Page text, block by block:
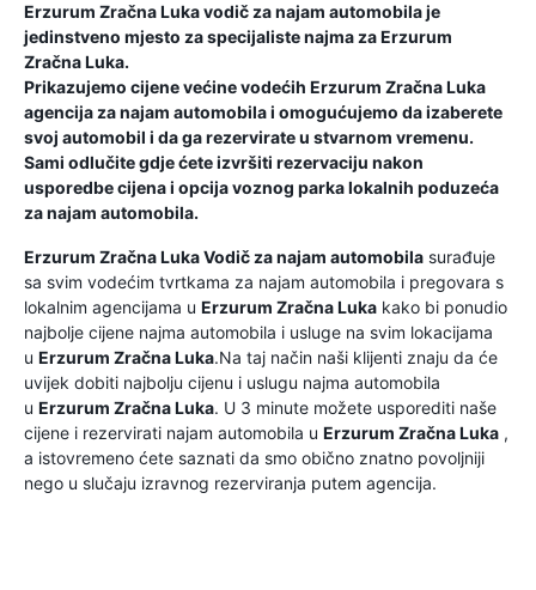
Erzurum Zračna Lukavodič za najam automobilaje
jedinstveno mjesto za specijaliste najma zaErzurum
Zračna Luka.
Prikazujemo cijene većine vodećih Erzurum Zračna Luka
agencija za najam automobila i omogućujemo da izaberete
svoj automobil i da ga rezervirate u stvarnom vremenu.
Sami odlučite gdje ćete izvršiti rezervaciju nakon
usporedbe cijena i opcija voznog parka lokalnih poduzeća
za najam automobila.
Erzurum Zračna LukaVodič za najam automobila surađuje
sa svim vodećim tvrtkama za najam automobila i pregovara s
lokalnim agencijama u Erzurum Zračna Luka kako bi ponudio
najbolje cijene najma automobila i usluge na svim lokacijama
u Erzurum Zračna Luka.Na taj način naši klijenti znaju da će
uvijek dobiti najbolju cijenu i uslugu najma automobila
u Erzurum Zračna Luka. U 3 minute možete usporediti naše
cijene i rezervirati najam automobila u Erzurum Zračna Luka ,
a istovremeno ćete saznati da smo obično znatno povoljniji
nego u slučaju izravnog rezerviranja putem agencija.